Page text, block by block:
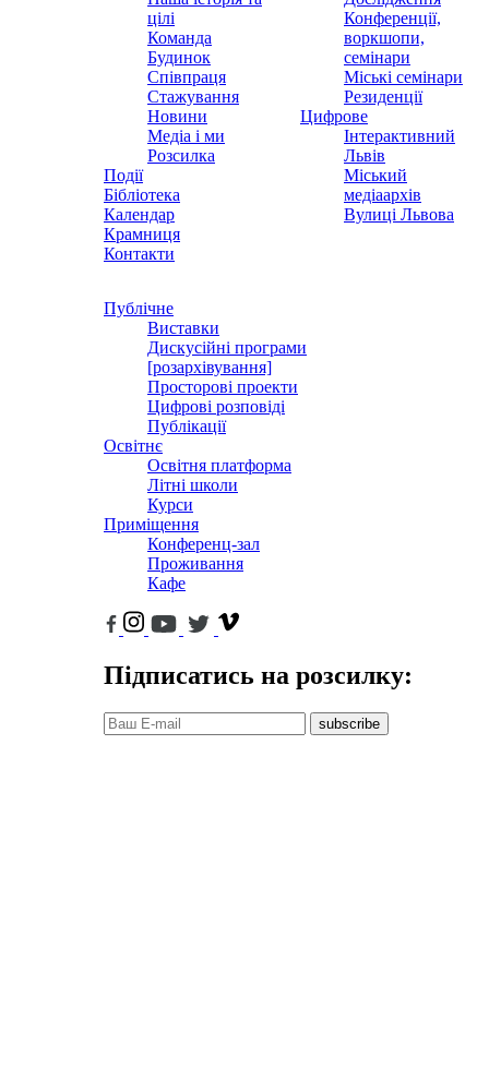
цілі
Команда
Будинок
Співпраця
Стажування
Новини
Медіа і ми
Розсилка
Події
Бібліотека
Календар
Крамниця
Контакти
Конференції,
воркшопи,
семінари
Міські семінари
Резиденції
Цифрове
Інтерактивний
Львів
Міський
медіаархів
Вулиці Львова
Публічне
Виставки
Дискусійні програми
[розархівування]
Просторові проекти
Цифрові розповіді
Публікації
Освітнє
Освітня платформа
Літні школи
Курси
Приміщення
Конференц-зал
Проживання
Кафе
Підписатись на розсилку:
subscribe